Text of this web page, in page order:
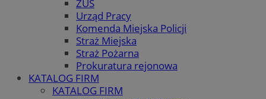
ZUS
Urząd Pracy
Komenda Miejska Policji
Straż Miejska
Straż Pożarna
Prokuratura rejonowa
KATALOG FIRM
KATALOG FIRM